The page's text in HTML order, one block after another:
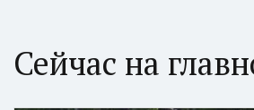
Сейчас на